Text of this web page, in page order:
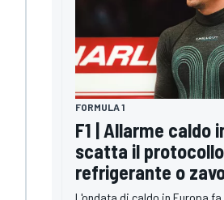
FORMULA 1
F1 | Allarme caldo
scatta il
refrigerante o